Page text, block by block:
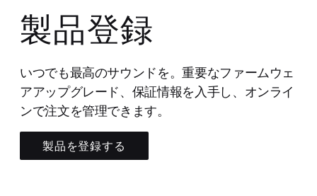
製品登録
いつでも最高のサウンドを。重要なファームウェ
アアップグレード、保証情報を入手し、オンライ
ンで注文を管理できます。
製品を登録する